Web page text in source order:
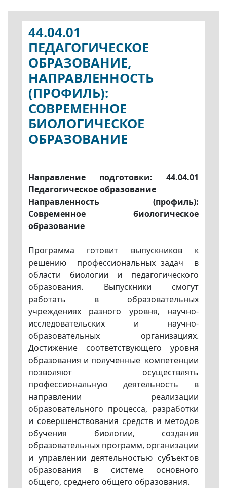
44.04.01
ПЕДАГОГИЧЕСКОЕ
ОБРАЗОВАНИЕ,
НАПРАВЛЕННОСТЬ
(ПРОФИЛЬ):
СОВРЕМЕННОЕ
БИОЛОГИЧЕСКОЕ
ОБРАЗОВАНИЕ
Направление подготовки: 44.04.01
Педагогическое образование
Направленность (профиль):
Современное биологическое
образование
Программа готовит выпускников к
решению профессиональных задач в
области биологии и педагогического
образования. Выпускники смогут
работать в образовательных
учреждениях разного уровня, научно-
исследовательских и научно-
образовательных организациях.
Достижение соответствующего уровня
образования и полученные компетенции
позволяют осуществлять
профессиональную деятельность в
направлении реализации
образовательного процесса, разработки
и совершенствования средств и методов
обучения биологии, создания
образовательных программ, организации
и управлении деятельностью субъектов
образования в системе основного
общего, среднего общего образования.